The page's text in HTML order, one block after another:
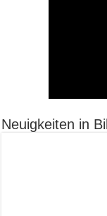
Neuigkeiten in